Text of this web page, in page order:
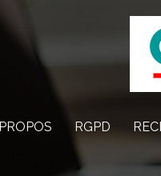
RGPD